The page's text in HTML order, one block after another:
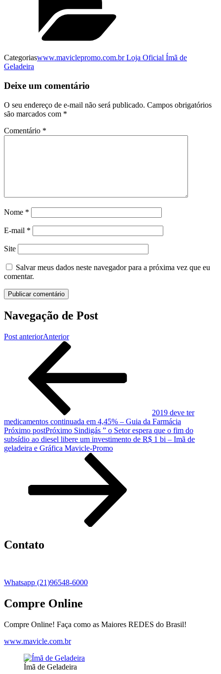
Categoriaswww.maviclepromo.com.br Loja Oficial Ímã de
Geladeira
Deixe um comentário
O seu endereço de e-mail não será publicado. Campos obrigatórios
são marcados com *
Comentário *
Nome *
E-mail *
Site
Salvar meus dados neste navegador para a próxima vez que eu
comentar.
Navegação de Post
Post anteriorAnterior
2019 deve ter
medicamentos continuada em 4,45% – Guia da Farmácia
Próximo postPróximo Sindigás ” o Setor espera que o fim do
subsídio ao diesel libere um investimento de R$ 1 bi – Imã de
geladeira e Gráfica Mavicle-Promo
Contato
Whatsapp (21)96548-6000
Compre Online
Compre Online! Faça como as Maiores REDES do Brasil!
www.mavicle.com.br
Ímã de Geladeira